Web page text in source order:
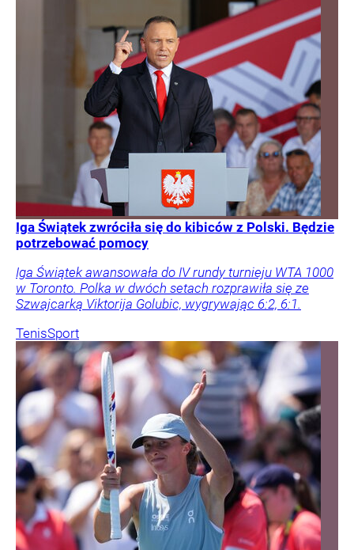
Iga Świątek zwróciła się do kibiców z Polski. Będzie
potrzebować pomocy
Iga Świątek awansowała do IV rundy turnieju WTA 1000
w Toronto. Polka w dwóch setach rozprawiła się ze
Szwajcarką Viktorija Golubic, wygrywając 6:2, 6:1.
TenisSport